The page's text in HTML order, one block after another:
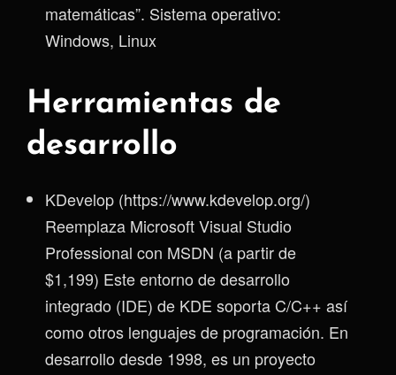
matemáticas”. Sistema operativo:
Windows, Linux
Herramientas de
desarrollo
KDevelop (https://www.kdevelop.org/)
Reemplaza Microsoft Visual Studio
Professional con MSDN (a partir de
$1,199) Este entorno de desarrollo
integrado (IDE) de KDE soporta C/C++ así
como otros lenguajes de programación. En
desarrollo desde 1998, es un proyecto